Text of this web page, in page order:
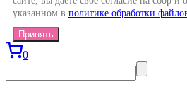
указанном в политике обработки
Принять
0